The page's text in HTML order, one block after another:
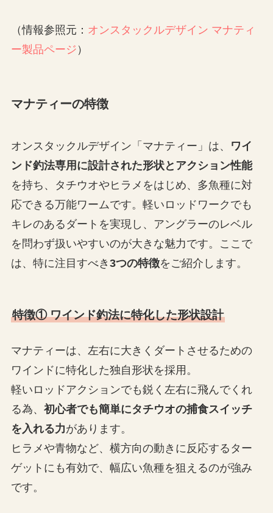
（情報参照元： オンスタックルデザイン マナティ
ー製品ページ ）
マナティーの特徴
オンスタックルデザイン「マナティー」は、
ワイ
ンド釣法専用に設計された形状とアクション性能
を持ち、タチウオやヒラメをはじめ、多魚種に対
応できる万能ワームです。軽いロッドワークでも
キレのあるダートを実現し、アングラーのレベル
を問わず扱いやすいのが大きな魅力です。ここで
は、特に注目すべき 3つの特徴をご紹介します。
特徴① ワインド釣法に特化した形状設計
マナティーは、左右に大きくダートさせるための
ワインドに特化した独自形状を採用。
軽いロッドアクションでも鋭く左右に飛んでくれ
る為、 初心者でも簡単にタチウオの捕食スイッチ
を入れる力があります。
ヒラメや青物など、横方向の動きに反応するター
ゲットにも有効で、幅広い魚種を狙えるのが強み
です。